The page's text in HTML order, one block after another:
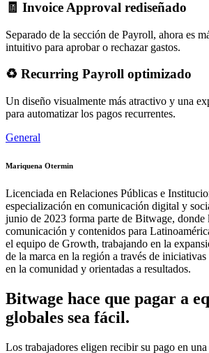
🧾 Invoice Approval rediseñado
Separado de la sección de Payroll, ahora es
intuitivo para aprobar o rechazar gastos.
♻️ Recurring Payroll optimizado
Un diseño visualmente más atractivo y una
para automatizar los pagos recurrentes.
General
Mariquena Otermin
Licenciada en Relaciones Públicas e
especialización en comunicación digital y
junio de 2023 forma parte de Bitwage, donde
comunicación y contenidos para
el equipo de Growth, trabajando en la
de la marca en la región a través de iniciativas
en la comunidad y orientadas a resultados.
Bitwage hace que pagar a
globales sea fácil.
Los trabajadores eligen recibir su pago en